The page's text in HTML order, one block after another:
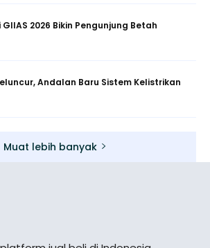
2026 Bikin Pengunjung Betah
Andalan Baru Sistem Kelistrikan
Muat lebih banyak